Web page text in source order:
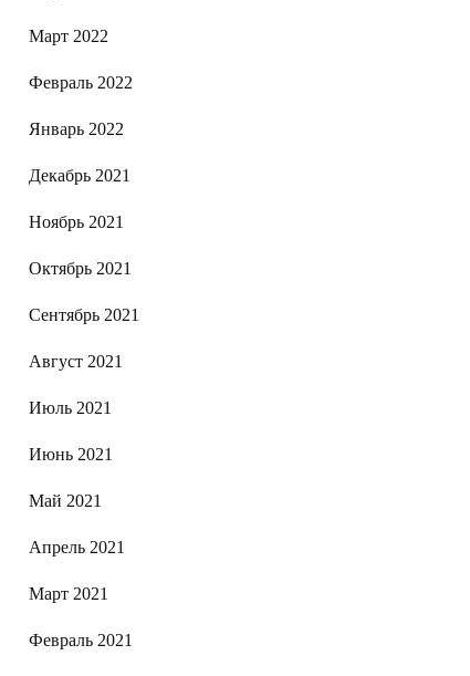
Март 2022
Февраль 2022
Январь 2022
Декабрь 2021
Ноябрь 2021
Октябрь 2021
Сентябрь 2021
Август 2021
Июль 2021
Июнь 2021
Май 2021
Апрель 2021
Март 2021
Февраль 2021